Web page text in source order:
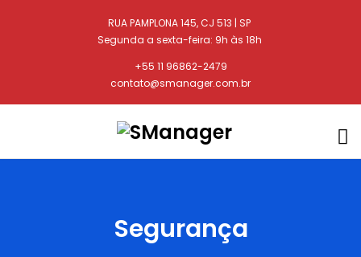
RUA PAMPLONA 145, CJ 513 | SP
Segunda a sexta-feira: 9h às 18h
+55 11 96862-2479
contato@smanager.com.br
Segurança